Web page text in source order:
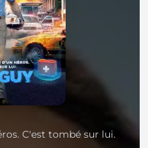
C'est tombé sur lui.